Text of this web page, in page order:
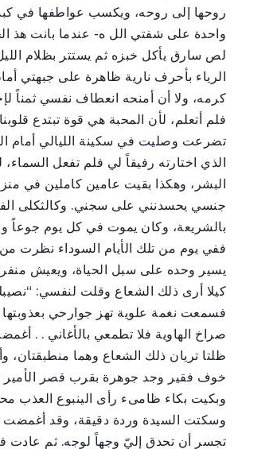
روحها إلى روحه، ويكسب عواطفها في
واحدة على شفتي الل ه- عندما بانت هذ
لص سارق يأكل خبزه ثم يستتر بظلام
الرياء بأحرف نارية ظاهرة على جبهتي
كرمه، ولا أن أمنحه انعطاف نفسي ثمناً
فلم أتعلم، لأن المحبة هي قوة تبتدع
تضرعت وصليت في سكينة الليالي أمام
الذي اختارته رفيقاً لي فلم تفعل
البشر، وهكذا بقيت عامين كاملين في
جنسي يحسدنني على سجني. وكالثكلى
بالشريعة، وكان يموت في كل يوم جوعاً
ففي يوم من تلك الأيام السوداء نظرت
يسير وحده على سبل الحياة، ويعيش
كيلا أرى ذلك الشعاع وقلت لنفسي:
فسمعت نغمة علوية تهز جوارحي
صراخ الهاوية فلا تطمعي بالأغاني . .
ظلتا تريان ذلك الشعاع وهما منطبقتان،
خوف فقير وجد جوهرة بقرب قصر الأمير
وبكيت بكاء ظامىء رأى الينبوع العذب
وسكتت السيدة وردة دقيقة، وقد أغمضت
تجسر أن تحدق إليّ وجهاً لوجه. ثم عادت